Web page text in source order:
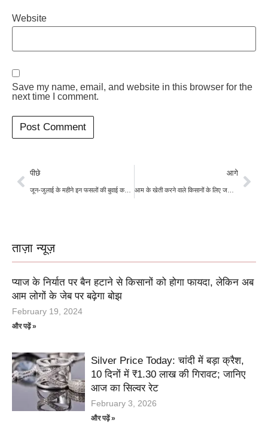
Website
Save my name, email, and website in this browser for the
next time I comment.
पीछे
जून-जुलाई के महीने इन फसलों की बुवाई करके मालामाल बन सकते हैं किसान
आगे
आम के खेती करने वाले किसानों के लिए जरूरी खबर, नहीं तो होगा नुकसान
ताज़ा न्यूज़
प्याज के निर्यात पर बैन हटाने से किसानों को होगा फायदा, लेकिन अब
आम लोगों के जेब पर बढ़ेगा बोझ
February 19, 2024
और पढ़ें »
Silver Price Today: चांदी में बड़ा क्रैश,
10 दिनों में ₹1.30 लाख की गिरावट; जानिए
आज का सिल्वर रेट
February 3, 2026
और पढ़ें »